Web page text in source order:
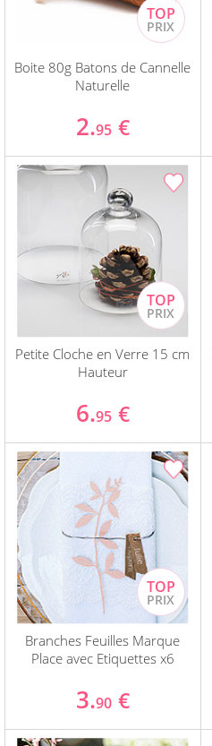
Boite 80g Batons de Cannelle
Naturelle
2.95 €
Petite Cloche en Verre 15 cm
Hauteur
6.95 €
Branches Feuilles Marque
Place avec Etiquettes x6
3.90 €